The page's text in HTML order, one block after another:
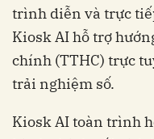
trình diễn và trực
Kiosk AI hỗ trợ
chính (TTHC) trực
trải nghiệm số.
Kiosk AI toàn trình